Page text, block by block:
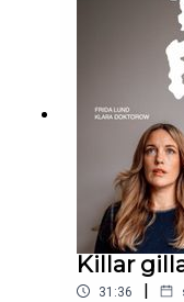
Killar
31:36 |